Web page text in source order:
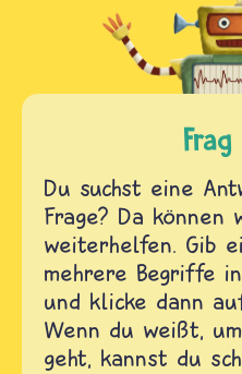
Du suchst eine
Frage? Da können
weiterhelfen. Gib
mehrere Begriffe
und klicke dann
Wenn du weißt,
geht, kannst du